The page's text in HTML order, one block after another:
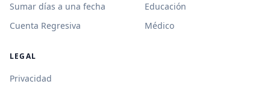
Sumar días a una fecha
Cuenta Regresiva
Educación
Médico
LEGAL
Privacidad